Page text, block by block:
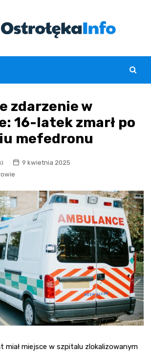
zdarzenie w
16-latek zmarł po
mefedronu
9 kwietnia 2025
miał miejsce w szpitalu zlokalizowanym